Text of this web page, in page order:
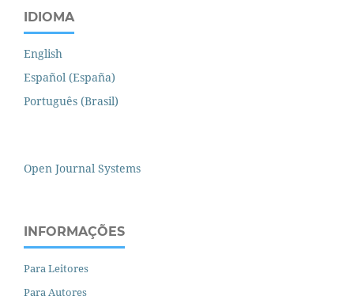
IDIOMA
English
Español (España)
Português (Brasil)
Open Journal Systems
INFORMAÇÕES
Para Leitores
Para Autores